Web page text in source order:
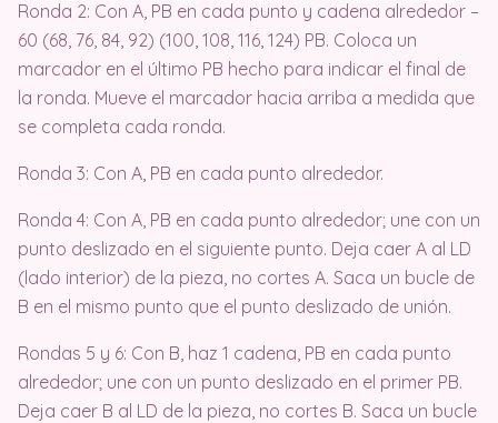
Ronda 2: Con A, PB en cada punto y cadena alrededor –
60 (68, 76, 84, 92) (100, 108, 116, 124) PB. Coloca un
marcador en el último PB hecho para indicar el final de
la ronda. Mueve el marcador hacia arriba a medida que
se completa cada ronda.
Ronda 3: Con A, PB en cada punto alrededor.
Ronda 4: Con A, PB en cada punto alrededor; une con un
punto deslizado en el siguiente punto. Deja caer A al LD
(lado interior) de la pieza, no cortes A. Saca un bucle de
B en el mismo punto que el punto deslizado de unión.
Rondas 5 y 6: Con B, haz 1 cadena, PB en cada punto
alrededor; une con un punto deslizado en el primer PB.
Deja caer B al LD de la pieza, no cortes B. Saca un bucle